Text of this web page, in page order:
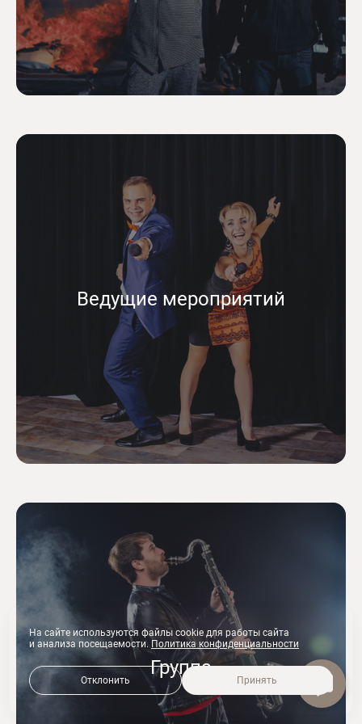
Ведущие мероприятий
Группа
На сайте используются файлы cookie для работы сайта
и анализа посещаемости. Политика конфиденциальности
Отклонить Принять